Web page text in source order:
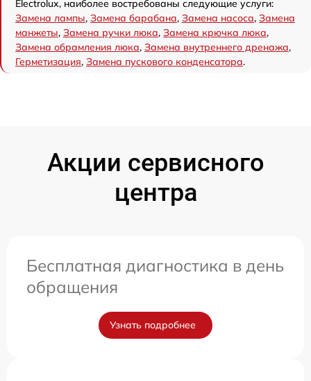
Electrolux, наиболее востребованы следующие услуги:
Замена лампы, Замена барабана, Замена насоса, Замена
манжеты, Замена ручки люка, Замена крючка люка,
Замена обрамления люка, Замена внутреннего дренажа,
Герметизация, Замена пускового конденсатора.
Акции сервисного
центра
Бесплатная диагностика в день
обращения
Узнать подробнее